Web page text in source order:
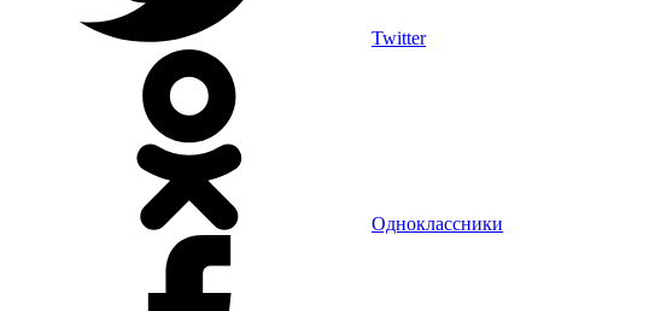
Twitter
Одноклассники